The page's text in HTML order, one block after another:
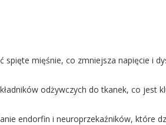
spięte mięśnie, co zmniejsza napięcie i
odżywczych do tkanek, co jest
endorfin i neuroprzekaźników, które